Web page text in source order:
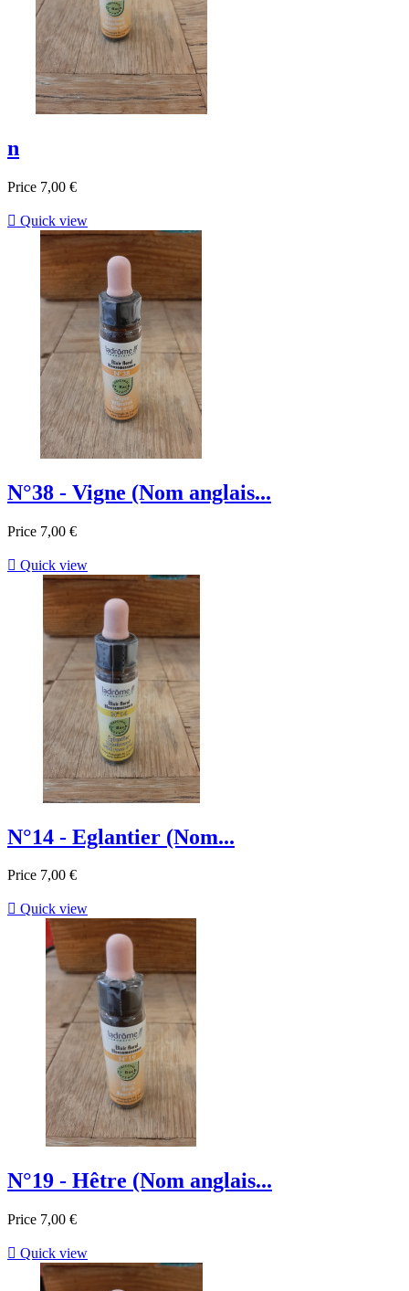
n
Price 7,00 €
 Quick view
N°38 - Vigne (Nom anglais...
Price 7,00 €
 Quick view
N°14 - Eglantier (Nom...
Price 7,00 €
 Quick view
N°19 - Hêtre (Nom anglais...
Price 7,00 €
 Quick view